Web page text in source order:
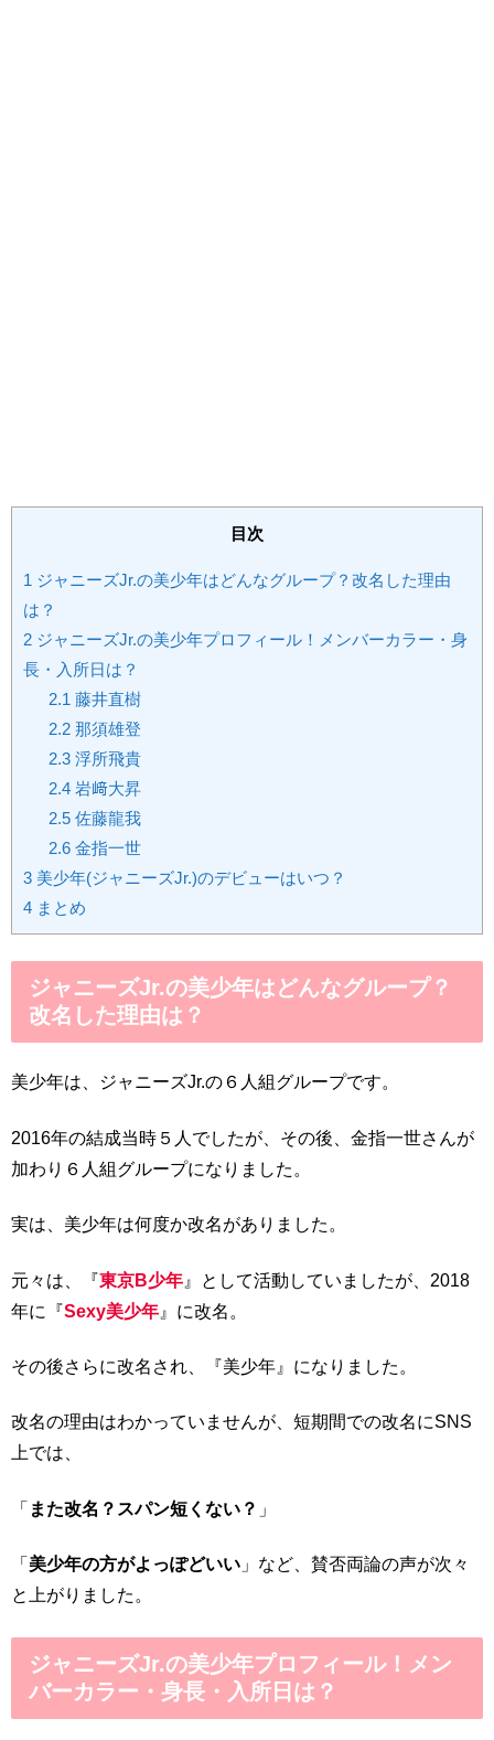
目次
1 ジャニーズJr.の美少年はどんなグループ？改名した理由
は？
2 ジャニーズJr.の美少年プロフィール！メンバーカラー・身
長・入所日は？
2.1 藤井直樹
2.2那須雄登
2.3浮所飛貴
2.4岩﨑大昇
2.5佐藤龍我
2.6金指一世
3 美少年(ジャニーズJr.)のデビューはいつ？
4 まとめ
ジャニーズJr.の美少年はどんなグループ？
改名した理由は？
美少年は、ジャニーズJr.の６人組グループです。
2016年の結成当時５人でしたが、その後、金指一世さんが
加わり６人組グループになりました。
実は、美少年は何度か改名がありました。
元々は、『東京B少年 』として活動していましたが、2018
年に『Sexy美少年 』に改名。
その後さらに改名され、『美少年』になりました。
改名の理由はわかっていませんが、短期間での改名にSNS
上では、
「 また改名？スパン短くない？ 」
「 美少年の方がよっぽどいい 」など、賛否両論の声が次々
と上がりました。
ジャニーズJr.の美少年プロフィール！メン
バーカラー・身長・入所日は？